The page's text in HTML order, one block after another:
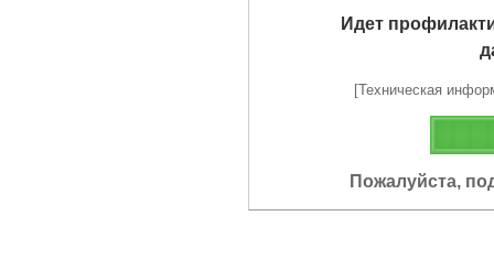
Идет
[Техническая
Пожалуйста,